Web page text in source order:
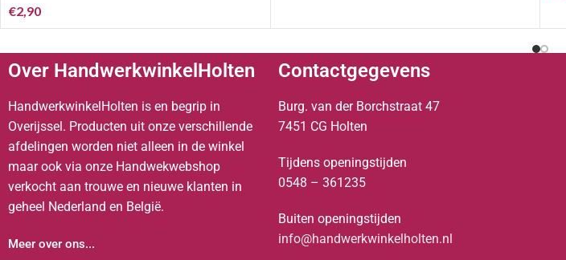
€2,90
Over HandwerkwinkelHolten
HandwerkwinkelHolten is en begrip in
Overijssel. Producten uit onze verschillende
afdelingen worden niet alleen in de winkel
maar ook via onze Handwekwebshop
verkocht aan trouwe en nieuwe klanten in
geheel Nederland en België.
Meer over ons...
Contactgegevens
Burg. van der Borchstraat 47
7451 CG Holten
Tijdens openingstijden
0548 – 361235
Buiten openingstijden
info@handwerkwinkelholten.nl